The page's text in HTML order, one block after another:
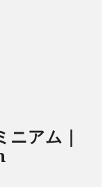
アム｜